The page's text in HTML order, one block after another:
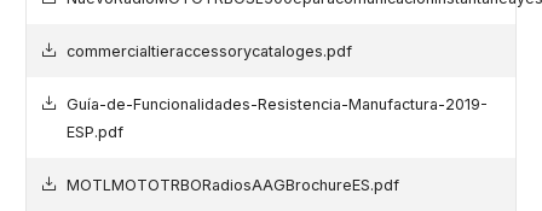
commercialtieraccessorycataloges.pdf
Guía-de-Funcionalidades-Resistencia-Manufactura-2019-
ESP.pdf
MOTLMOTOTRBORadiosAAGBrochureES.pdf